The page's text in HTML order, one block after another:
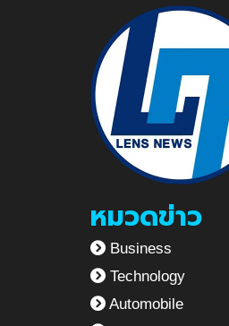
หมวดข่าว
Business
Technology
Automobile